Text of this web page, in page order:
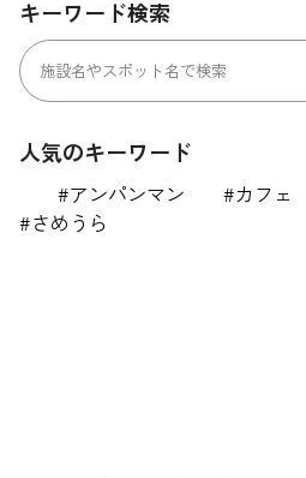
キーワード検索
人気のキーワード
アンパンマン カフェ
さめうら